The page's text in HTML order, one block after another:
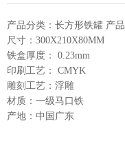
产品分类：长方形铁罐 产品
尺寸：300X210X80MM
铁盒厚度： 0.23mm
印刷工艺： CMYK
雕刻工艺：浮雕
材质：一级马口铁
产地：中国广东